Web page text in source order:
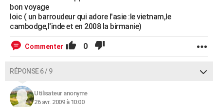
bon voyage
loic ( un barroudeur qui adore l'asie :le vietnam,le
cambodge,l'inde et en 2008 la birmanie)
Commenter 0
RÉPONSE 6 / 9
Utilisateur anonyme
26 avr. 2009 à 10:00